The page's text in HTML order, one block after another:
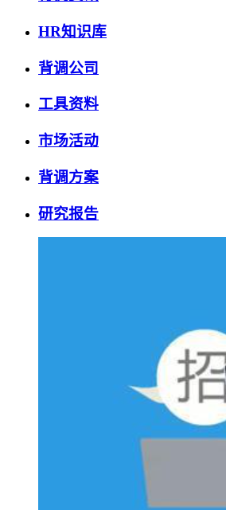
HR知识库
背调公司
工具资料
市场活动
背调方案
研究报告